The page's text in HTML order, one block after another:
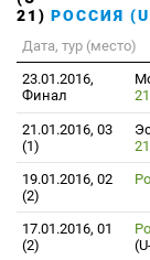
РОССИЯ
Дата, тур (место)
23.01.2016,
Финал
21.01.2016, 03
(1)
19.01.2016, 02
(2)
17.01.2016, 01
(2)